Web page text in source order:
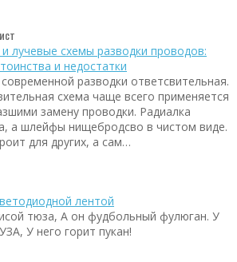
лучевые схемы разводки проводов:
и недостатки
разводки ответсвительная.
схема чаще всего применяется
замену проводки. Радиалка
а шлейфы нищебродсво в чистом виде.
для других, а сам…
лентой
тюза, А он фудбольный фулюган. У
У него горит пукан!